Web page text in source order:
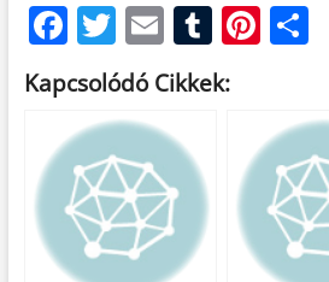
F
ac
e
b
o
o
k
T
w
itt
er
E
m
ail
T
u
m
Pi
es
O
e
g
Kapcsolódó Cikkek: